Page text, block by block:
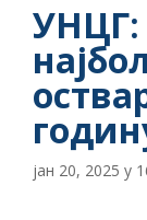
УНЦГ:
јан 20, 2025 у